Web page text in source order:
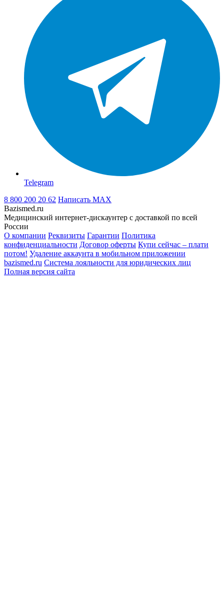
Telegram
8 800 200 20 62 Написать MAX
Bazismed.ru
Медицинский интернет-дискаунтер с доставкой по всей
России
О компании Реквизиты Гарантии Политика
конфиденциальности Договор оферты Купи сейчас – плати
потом! Удаление аккаунта в мобильном приложении
bazismed.ru Система лояльности для юридических лиц
Полная версия сайта